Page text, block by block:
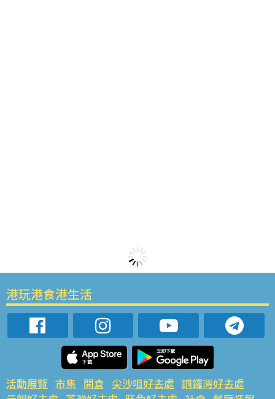
港玩港食港生活
活動展覽 市集 開倉 尖沙咀好去處 銅鑼灣好去處